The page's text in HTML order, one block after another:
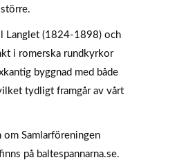
Langlet (1824-1898) och
i romerska rundkyrkor
byggnad med både
tydligt framgår av vårt
Samlarföreningen
på baltespannarna.se.